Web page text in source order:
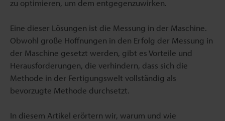
zu optimieren, um dem entgegenzuwirken.
Eine dieser Lösungen ist die Messung in der Maschine.
Obwohl große Hoffnungen in den Erfolg der Messung in
der Maschine gesetzt werden, gibt es Vorteile und
Herausforderungen, die verhindern, dass sich die
Methode in der Fertigungswelt vollständig als
bevorzugte Methode durchsetzt.
In diesem Artikel erörtern wir, warum und wie